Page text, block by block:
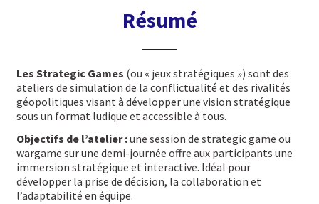
Résumé
Les Strategic Games (ou « jeux stratégiques ») sont des
ateliers de simulation de la conflictualité et des rivalités
géopolitiques visant à développer une vision stratégique
sous un format ludique et accessible à tous.
Objectifs de l’atelier :une session de strategic game ou
wargame sur une demi-journée offre aux participants une
immersion stratégique et interactive. Idéal pour
développer la prise de décision, la collaboration et
l’adaptabilité en équipe.